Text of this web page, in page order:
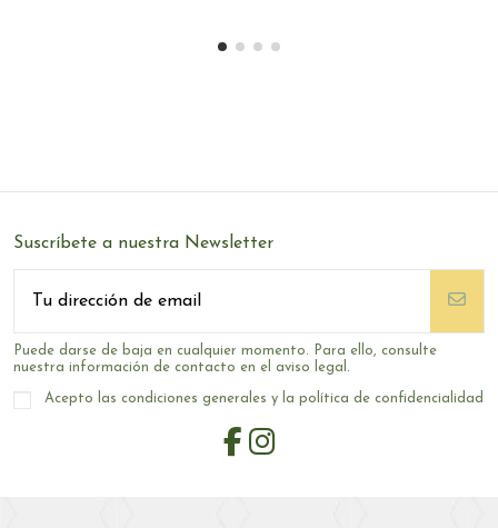
Suscríbete a nuestra Newsletter
Puede darse de baja en cualquier momento. Para ello, consulte
nuestra información de contacto en el aviso legal.
Acepto las condiciones generales y la política de confidencialidad